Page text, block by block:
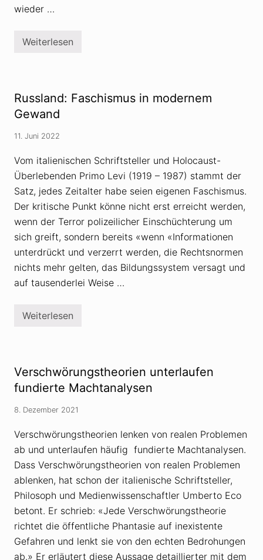
wieder …
D
e
G
a
n
s
r
u
n
d
d
i
B
B
C
-
e
l
d
g
C
7
Weiterlesen
Russland: Faschismus in modernem
Gewand
11. Juni 2022
Vom italienischen Schriftsteller und Holocaust-
Überlebenden Primo Levi (1919 – 1987) stammt der
Satz, jedes Zeitalter habe seien eigenen Faschismus.
Der kritische Punkt könne nicht erst erreicht werden,
wenn der Terror polizeilicher Einschüchterung um
sich greift, sondern bereits «wenn «Informationen
unterdrückt und verzerrt werden, die Rechtsnormen
nichts mehr gelten, das Bildungssystem versagt und
auf tausenderlei Weise …
R
a
n
d
:
F
a
c
h
i
s
m
u
i
n
m
o
e
r
Weiterlesen
Verschwörungstheorien unterlaufen
fundierte Machtanalysen
8. Dezember 2021
Verschwörungstheorien lenken von realen Problemen
ab und unterlaufen häufig fundierte Machtanalysen.
Dass Verschwörungstheorien von realen Problemen
ablenken, hat schon der italienische Schriftsteller,
Philosoph und Medienwissenschaftler Umberto Eco
betont. Er schrieb: «Jede Verschwörungstheorie
richtet die öffentliche Phantasie auf inexistente
Gefahren und lenkt sie von den echten Bedrohungen
ab.» Er erläutert diese Aussage detaillierter mit dem